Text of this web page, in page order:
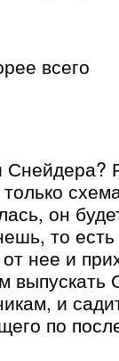
всего
он
то
нее и
и
по